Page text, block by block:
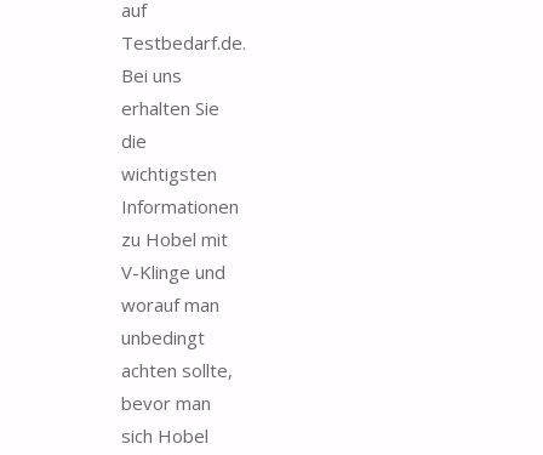
auf
Testbedarf.de.
Bei uns
erhalten Sie
die
wichtigsten
Informationen
zu Hobel mit
V-Klinge und
worauf man
unbedingt
achten sollte,
bevor man
sich Hobel